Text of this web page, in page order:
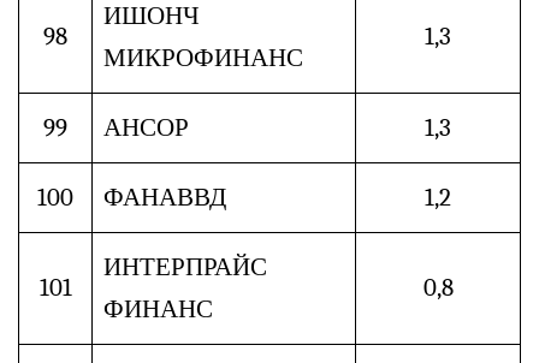
98
ИШОНЧ
МИКРОФИНАНС
1,3
99 АНСОР 1,3
100 ФАНАВВД 1,2
101
ИНТЕРПРАЙС
ФИНАНС
0,8